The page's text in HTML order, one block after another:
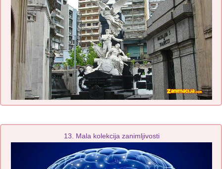
13. Mala kolekcija zanimljivosti